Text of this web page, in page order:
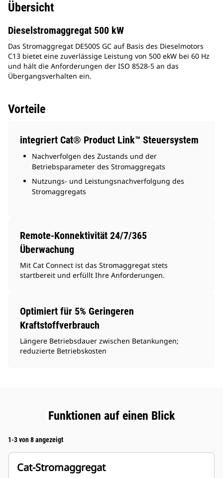
Übersicht
Dieselstromaggregat 500 kW
Das Stromaggregat DE500S GC auf Basis des Dieselmotors
C13 bietet eine zuverlässige Leistung von 500 ekW bei 60 Hz
und hält die Anforderungen der ISO 8528-5 an das
Übergangsverhalten ein.
Vorteile
integriert Cat® Product Link™ Steuersystem
Nachverfolgen des Zustands und der
Betriebsparameter des Stromaggregats
Nutzungs- und Leistungsnachverfolgung des
Stromaggregats
Remote-Konnektivität 24/7/365
Überwachung
Mit Cat Connect ist das Stromaggregat stets
startbereit und erfüllt Ihre Anforderungen.
Optimiert für 5% Geringeren
Kraftstoffverbrauch
Längere Betriebsdauer zwischen Betankungen;
reduzierte Betriebskosten
Funktionen auf einen Blick
1-3 von 8 angezeigt
Cat-Stromaggregat